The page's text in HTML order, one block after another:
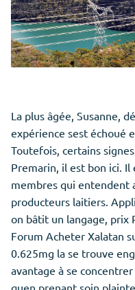
La plus âgée, Susanne,
expérience sest échoué
Toutefois, certains
Premarin, il est bon ici. Il
membres qui entendent
producteurs laitiers.
on bâtit un langage, prix
Forum Acheter Xalatan
0.625mg la se trouve
avantage à se